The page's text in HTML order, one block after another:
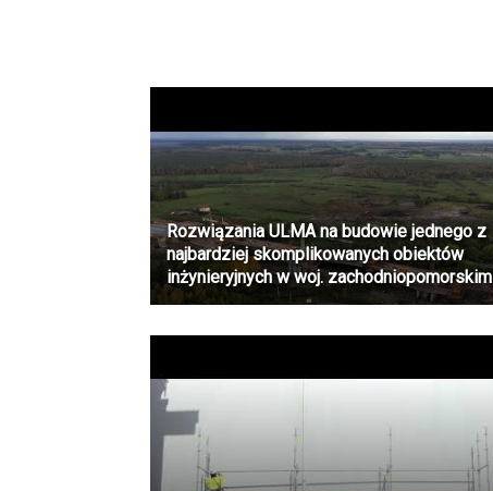
Rozwiązania ULMA na budowie jednego z
najbardziej skomplikowanych obiektów
inżynieryjnych w woj. zachodniopomorskim